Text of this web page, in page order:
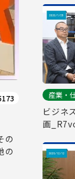
の
の
めに活
産業・
ビジネ
画